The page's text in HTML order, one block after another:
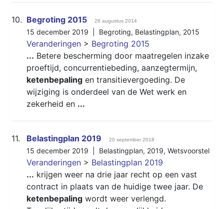
10. Begroting 2015 28 augustus 2014
15 december 2019 | Begroting, Belastingplan, 2015
Veranderingen > Begroting 2015
... Betere bescherming door maatregelen inzake
proeftijd, concurrentiebeding, aanzegtermijn,
ketenbepaling en transitievergoeding. De
wijziging is onderdeel van de Wet werk en
zekerheid en ...
11. Belastingplan 2019 20 september 2018
15 december 2019 | Belastingplan, 2019, Wetsvoorstel
Veranderingen > Belastingplan 2019
... krijgen weer na drie jaar recht op een vast
contract in plaats van de huidige twee jaar. De
ketenbepaling wordt weer verlengd.